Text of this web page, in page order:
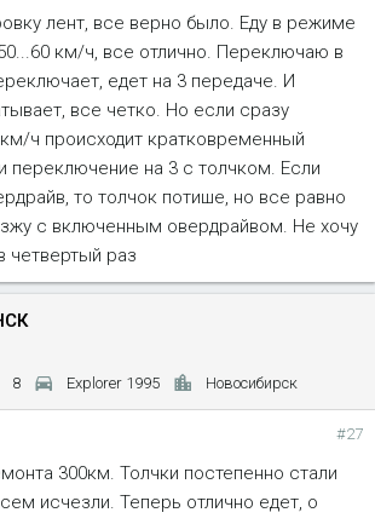
лент, все верно было. Еду в режиме
км/ч, все отлично. Переключаю в
едет на 3 передаче. И
все четко. Но если сразу
ч происходит кратковременный
переключение на 3 с толчком. Если
то толчок потише, но все равно
с включенным овердрайвом. Не хочу
четвертый раз
8 Explorer 1995 Новосибирск
#27
300км. Толчки постепенно стали
исчезли. Теперь отлично едет, о